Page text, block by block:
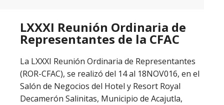
LXXXI Reunión Ordinaria de
Representantes de la CFAC
La LXXXI Reunión Ordinaria de Representantes
(ROR-CFAC), se realizó del 14 al 18NOV016, en el
Salón de Negocios del Hotel y Resort Royal
Decamerón Salinitas, Municipio de Acajutla,